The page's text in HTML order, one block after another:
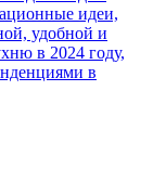
идеи,
удобной и
в 2024 году,
в